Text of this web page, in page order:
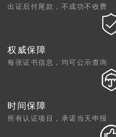
出证后付尾款，不成功不收费
权威保障
每张证书信息，均可公示查询
时间保障
所有认证项目，承诺当天申报